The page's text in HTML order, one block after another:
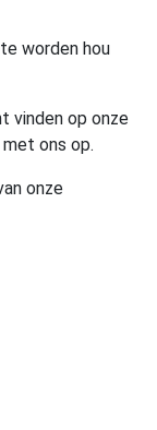
worden hou
vinden op onze
ons op.
onze